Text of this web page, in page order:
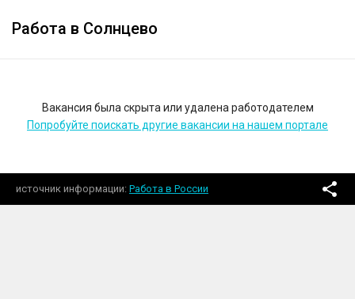
Работа в Солнцево
Вакансия была скрыта или удалена работодателем
Попробуйте поискать другие вакансии на нашем портале
источник информации Работа в России